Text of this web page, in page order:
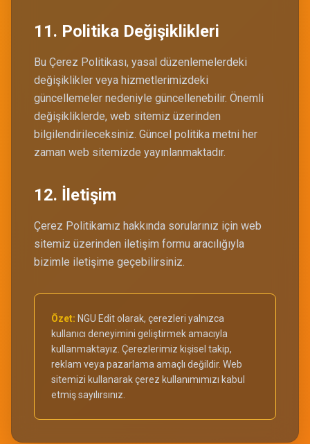
11. Politika Değişiklikleri
Bu Çerez Politikası, yasal düzenlemelerdeki
değişiklikler veya hizmetlerimizdeki
güncellemeler nedeniyle güncellenebilir. Önemli
değişikliklerde, web sitemiz üzerinden
bilgilendirileceksiniz. Güncel politika metni her
zaman web sitemizde yayınlanmaktadır.
12. İletişim
Çerez Politikamız hakkında sorularınız için web
sitemiz üzerinden iletişim formu aracılığıyla
bizimle iletişime geçebilirsiniz.
Özet: NGU Edit olarak, çerezleri yalnızca
kullanıcı deneyimini geliştirmek amacıyla
kullanmaktayız. Çerezlerimiz kişisel takip,
reklam veya pazarlama amaçlı değildir. Web
sitemizi kullanarak çerez kullanımımızı kabul
etmiş sayılırsınız.